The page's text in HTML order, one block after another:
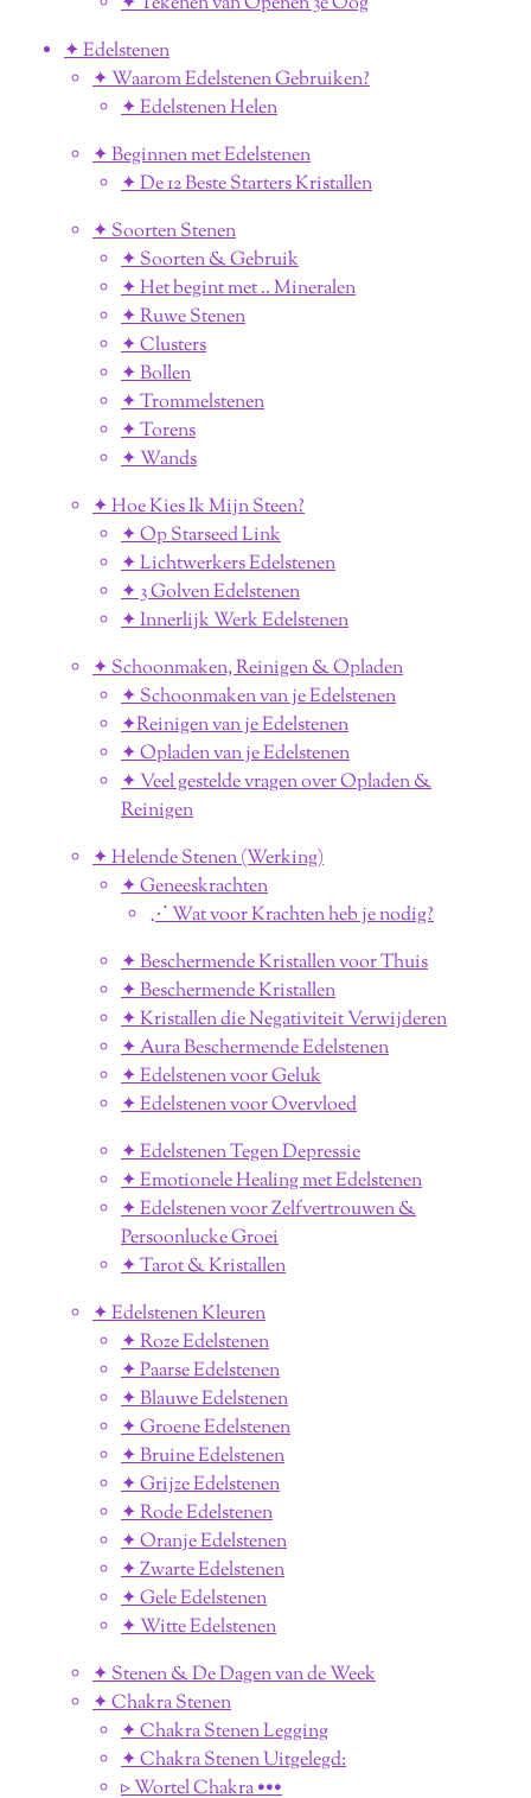
✦ Edelstenen
✦ Waarom Edelstenen Gebruiken?
✦ Edelstenen Helen
✦ Beginnen met Edelstenen
✦ De 12 Beste Starters Kristallen
✦ Soorten Stenen
✦ Soorten & Gebruik
✦ Het begint met .. Mineralen
✦ Ruwe Stenen
✦ Clusters
✦ Bollen
✦ Trommelstenen
✦ Torens
✦ Wands
✦ Hoe Kies Ik Mijn Steen?
✦ Op Starseed Link
✦ Lichtwerkers Edelstenen
✦ 3 Golven Edelstenen
✦ Innerlijk Werk Edelstenen
✦ Schoonmaken, Reinigen & Opladen
✦ Schoonmaken van je Edelstenen
✦Reinigen van je Edelstenen
✦ Opladen van je Edelstenen
✦ Veel gestelde vragen over Opladen &
Reinigen
✦ Helende Stenen (Werking)
✦ Geneeskrachten
⋰ Wat voor Krachten heb je nodig?
✦ Beschermende Kristallen voor Thuis
✦ Beschermende Kristallen
✦ Kristallen die Negativiteit Verwijderen
✦ Aura Beschermende Edelstenen
✦ Edelstenen voor Geluk
✦ Edelstenen voor Overvloed
✦ Edelstenen Tegen Depressie
✦ Emotionele Healing met Edelstenen
✦ Edelstenen voor Zelfvertrouwen &
Persoonlucke Groei
✦ Tarot & Kristallen
✦ Edelstenen Kleuren
✦ Roze Edelstenen
✦ Paarse Edelstenen
✦ Blauwe Edelstenen
✦ Groene Edelstenen
✦ Bruine Edelstenen
✦ Grijze Edelstenen
✦ Rode Edelstenen
✦ Oranje Edelstenen
✦ Zwarte Edelstenen
✦ Gele Edelstenen
✦ Witte Edelstenen
✦ Stenen & De Dagen van de Week
✦ Chakra Stenen
✦ Chakra Stenen Legging
✦ Chakra Stenen Uitgelegd:
▹ Wortel Chakra •••